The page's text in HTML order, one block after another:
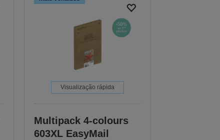
Visualização rápida
Multipack 4-colours
603XL EasyMail